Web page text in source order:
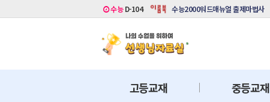
수능D-104 수능2000워드매뉴얼 출제마법사
고등교재 중등교재